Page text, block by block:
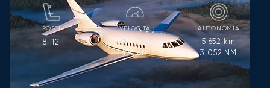
POSTI
8-12
VELOCITÀ
887km/h
479kts
AUTONOMIA
5.652 km
3.052 NM